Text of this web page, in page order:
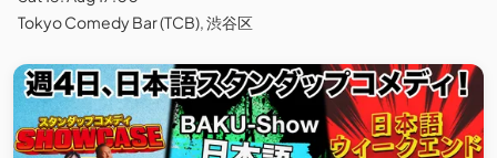
Tokyo Comedy Bar (TCB), 渋谷区